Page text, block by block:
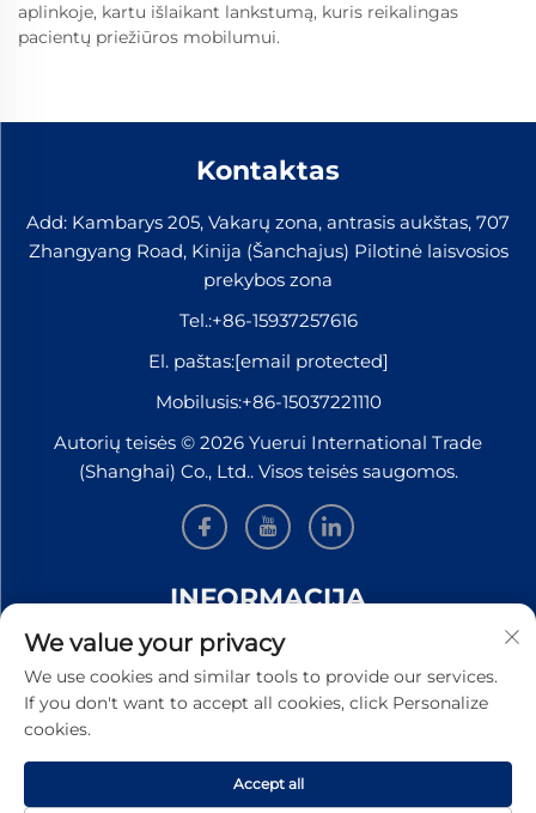
aplinkoje, kartu išlaikant lankstumą, kuris reikalingas
pacientų priežiūros mobilumui.
Kontaktas
Add: Kambarys 205, Vakarų zona, antrasis aukštas, 707
Zhangyang Road, Kinija (Šanchajus) Pilotinė laisvosios
prekybos zona
Tel.:+86-15937257616
El. paštas:[email protected]
Mobilusis:+86-15037221110
Autorių teisės © 2026 Yuerui International Trade
(Shanghai) Co., Ltd.. Visos teisės saugomos.
INFORMACIJA
Užsiregistruokite, kad gautumėte mūsų savaitinį
naujienlaiškį
We value your privacy
We use cookies and similar tools to provide our services.
If you don't want to accept all cookies, click Personalize
cookies.
Accept all